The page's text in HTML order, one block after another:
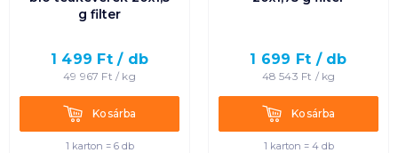
g filter
1 499 Ft / db
49 967 Ft / kg
KosárbaKosárba
1 karton = 6 db
1 699 Ft / db
48 543 Ft / kg
KosárbaKosárba
1 karton = 4 db